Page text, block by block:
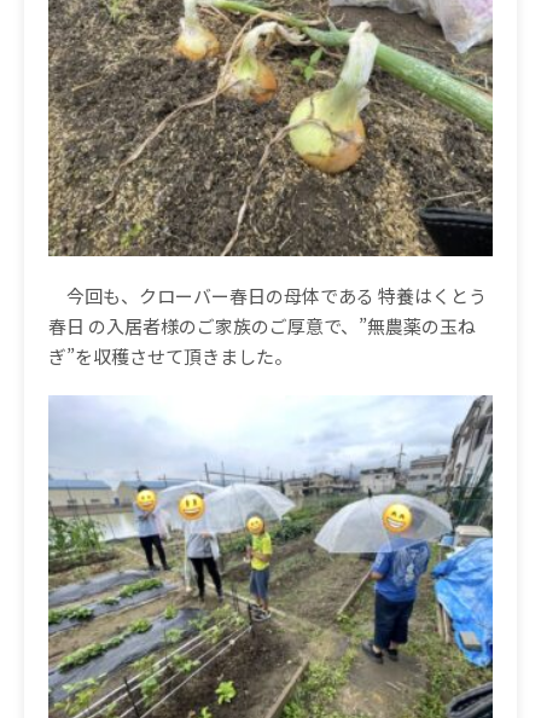
今回も、クローバー春日の母体である 特養はくとう
春日 の入居者様のご家族のご厚意で、 ”無農薬の玉ね
ぎ”を収穫させて頂きました。